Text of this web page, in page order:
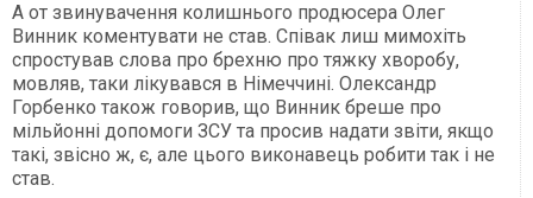
А от звинувачення колишнього продюсера Олег
Винник коментувати не став. Співак лиш мимохіть
спростував слова про брехню про тяжку хворобу,
мовляв, таки лікувався в Німеччині. Олександр
Горбенко також говорив, що Винник бреше про
мільйонні допомоги ЗСУ та просив надати звіти, якщо
такі, звісно ж, є, але цього виконавець робити так і не
став.